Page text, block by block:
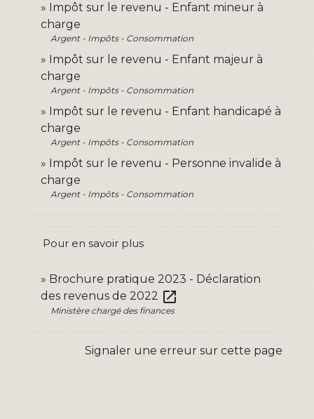
Impôt sur le revenu - Enfant mineur à
charge
Argent - Impôts - Consommation
Impôt sur le revenu - Enfant majeur à
charge
Argent - Impôts - Consommation
Impôt sur le revenu - Enfant handicapé à
charge
Argent - Impôts - Consommation
Impôt sur le revenu - Personne invalide à
charge
Argent - Impôts - Consommation
Pour en savoir plus
Brochure pratique 2023 - Déclaration
des revenus de 2022 open_in_new
Ministère chargé des finances
Signaler une erreur sur cette page